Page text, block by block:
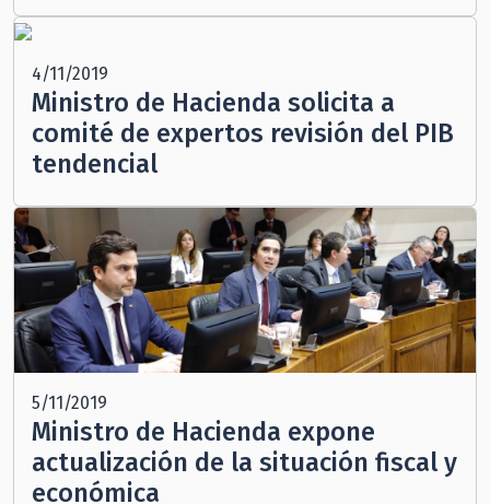
4/11/2019
Ministro de Hacienda solicita a
comité de expertos revisión del PIB
tendencial
5/11/2019
Ministro de Hacienda expone
actualización de la situación fiscal y
económica